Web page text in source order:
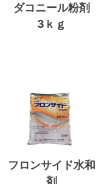
ダコニール粉剤
3ｋｇ
フロンサイド水和
剤